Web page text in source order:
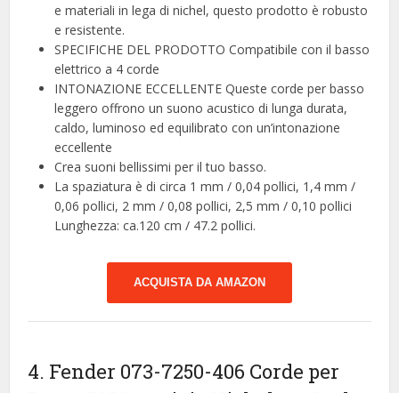
e materiali in lega di nichel, questo prodotto è robusto
e resistente.
SPECIFICHE DEL PRODOTTO Compatibile con il basso
elettrico a 4 corde
INTONAZIONE ECCELLENTE Queste corde per basso
leggero offrono un suono acustico di lunga durata,
caldo, luminoso ed equilibrato con un’intonazione
eccellente
Crea suoni bellissimi per il tuo basso.
La spaziatura è di circa 1 mm / 0,04 pollici, 1,4 mm /
0,06 pollici, 2 mm / 0,08 pollici, 2,5 mm / 0,10 pollici
Lunghezza: ca.120 cm / 47.2 pollici.
ACQUISTA DA AMAZON
4. Fender 073-7250-406 Corde per